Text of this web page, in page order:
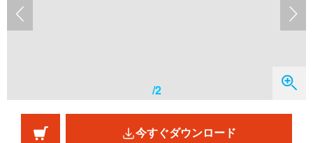
/2
今すぐダウンロード